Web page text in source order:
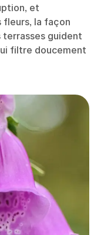
et
fleurs, la façon
terrasses guident
filtre doucement